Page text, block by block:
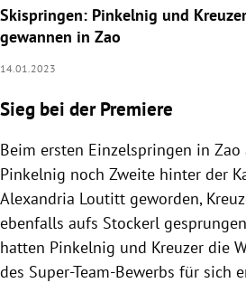
Skispringen: Pinkelnig und Kreuzer
gewannen in Zao
14.01.2023
Sieg bei der Premiere
Beim ersten Einzelspringen in
Pinkelnig noch Zweite hinter der
Alexandria Loutitt geworden,
ebenfalls aufs Stockerl
hatten Pinkelnig und Kreuzer die
des Super-Team-Bewerbs für sich